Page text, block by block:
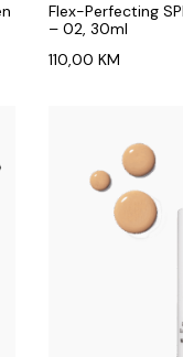
Flex-Perfecting
– 02, 30ml
110,00 KM